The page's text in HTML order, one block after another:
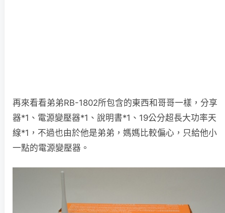
再來看看弟弟RB-1802所包含的東西和哥哥一樣，分享
器*1、電源變壓器*1、說明書*1、19公分超長大功率天
線*1，不過也由於他是弟弟，媽媽比較偏心，只給他小
一點的電源變壓器。